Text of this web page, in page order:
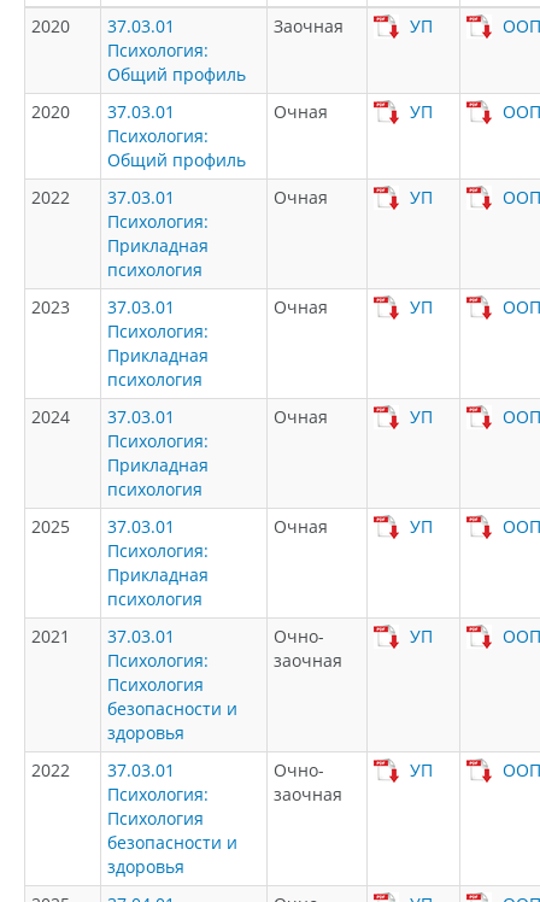
2020
37.03.01
Психология:
Общий профиль
Заочная УП ООП
2020
37.03.01
Психология:
Общий профиль
Очная УП ООП
2022
37.03.01
Психология:
Прикладная
психология
Очная УП ООП
2023
37.03.01
Психология:
Прикладная
психология
Очная УП ООП
2024
37.03.01
Психология:
Прикладная
психология
Очная УП ООП
2025
37.03.01
Психология:
Прикладная
психология
Очная УП ООП
2021
37.03.01
Психология:
Психология
безопасности и
здоровья
Очно-
заочная
УП ООП
2022
37.03.01
Психология:
Психология
безопасности и
здоровья
Очно-
заочная
УП ООП